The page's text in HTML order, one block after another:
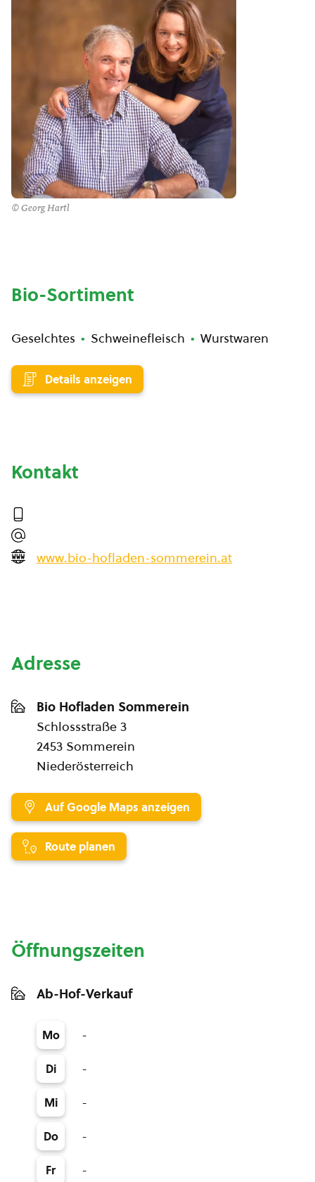
© Georg Hartl
Bio-Sortiment
Geselchtes Schweinefleisch Wurstwaren
Details anzeigen
Kontakt
www.bio-hofladen-sommerein.at
Adresse
Bio Hofladen Sommerein
Schlossstraße 3
2453 Sommerein
Niederösterreich
Auf Google Maps anzeigen
Route planen
Öffnungszeiten
Ab-Hof-Verkauf
Mo -
Di -
Mi -
Do -
Fr -